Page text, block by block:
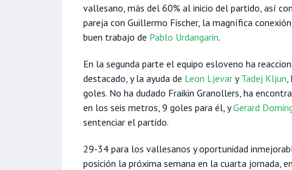
vallesano, más del 60% al inicio del partido, así
pareja con Guillermo Fischer, la magnífica
buen trabajo de Pablo Urdangarin.
En la segunda parte el equipo esloveno ha
destacado, y la ayuda de Leon Ljevar yTadej Kljun
goles. No ha dudado Fraikin Granollers, ha
en los seis metros, 9 goles para él, yGerard
sentenciar el partido.
29-34 para los vallesanos y oportunidad
posición la próxima semana en la cuarta jornada,